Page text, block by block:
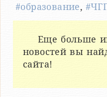
#образование,
Еще больше
новостей вы
сайта!